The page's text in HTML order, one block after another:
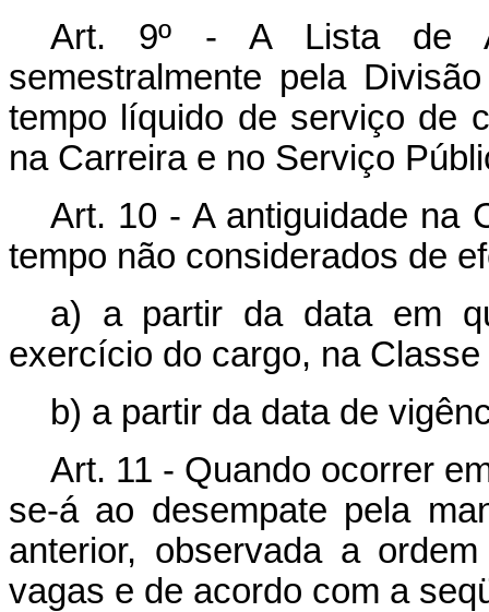
Art. 9º - A Lista de
semestralmente pela
tempo líquido de serviço de
na Carreira e no Serviço
Art. 10 - A antiguidade na
tempo não considerados de
a) a partir da data em
exercício do cargo, na
b) a partir da data de
Art. 11 - Quando ocorrer
se-á ao desempate pela
anterior, observada a
vagas e de acordo com a